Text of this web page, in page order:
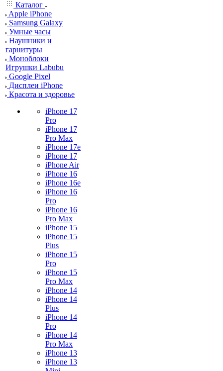
Каталог
Apple iPhone
Samsung Galaxy
Умные часы
Наушники и
гарнитуры
Моноблоки
Игрушки Labubu
Google Pixel
Дисплеи iPhone
Красота и здоровье
iPhone 17
Pro
iPhone 17
Pro Max
iPhone 17e
iPhone 17
iPhone Air
iPhone 16
iPhone 16e
iPhone 16
Pro
iPhone 16
Pro Max
iPhone 15
iPhone 15
Plus
iPhone 15
Pro
iPhone 15
Pro Max
iPhone 14
iPhone 14
Plus
iPhone 14
Pro
iPhone 14
Pro Max
iPhone 13
iPhone 13